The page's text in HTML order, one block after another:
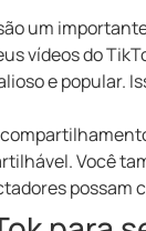
um
vídeos do
e popular.
Você